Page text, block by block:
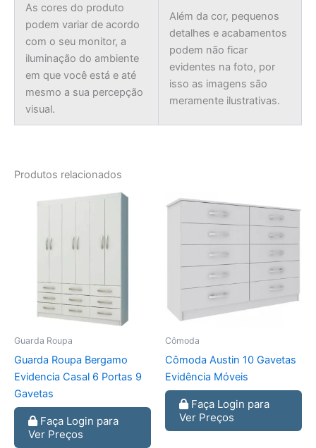
As cores do produto
podem variar de acordo
com o seu monitor, a
iluminação do ambiente
em que você está e até
mesmo a sua percepção
visual.
Além da cor, pequenos
detalhes e acabamentos
podem não ficar
evidentes na foto, por
isso as imagens são
meramente ilustrativas.
Produtos relacionados
Guarda Roupa
Guarda Roupa Bergamo
Evidencia Casal 6 Portas 9
Gavetas
Faça Login para
Ver Preços
Cômoda
Cômoda Austin 10 Gavetas
Evidência Móveis
Faça Login para
Ver Preços